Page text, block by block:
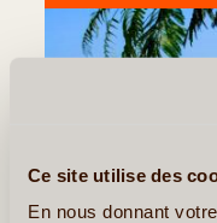
Ce site utilise des
En nous donnant